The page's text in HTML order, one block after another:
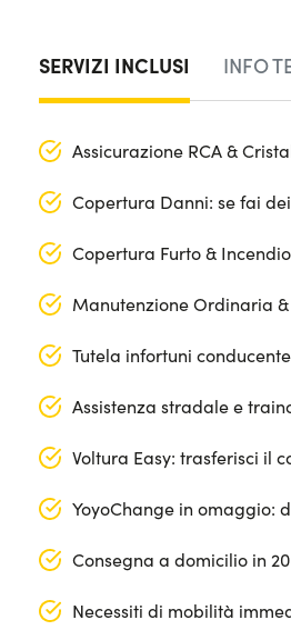
SERVIZI INCLUSI INFO
Assicurazione RCA &
Copertura Danni: se fai
Copertura Furto &
Manutenzione Ordinaria
Tutela infortuni conducente
Assistenza stradale e
Voltura Easy: trasferisci il
YoyoChange in omaggio:
Consegna a domicilio in
Necessiti di mobilità